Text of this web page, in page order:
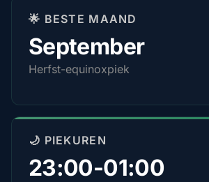
🌟 BESTE MAAND
September
Herfst-equinoxpiek
🌙 PIEKUREN
23:00-01:00